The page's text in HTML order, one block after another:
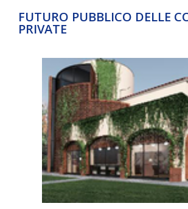
FUTURO PUBBLICO DELLE
PRIVATE